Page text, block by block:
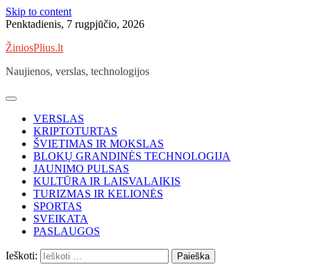
Skip to content
Penktadienis, 7 rugpjūčio, 2026
ŽiniosPlius.lt
Naujienos, verslas, technologijos
VERSLAS
KRIPTOTURTAS
ŠVIETIMAS IR MOKSLAS
BLOKŲ GRANDINĖS TECHNOLOGIJA
JAUNIMO PULSAS
KULTŪRA IR LAISVALAIKIS
TURIZMAS IR KELIONĖS
SPORTAS
SVEIKATA
PASLAUGOS
Ieškoti: